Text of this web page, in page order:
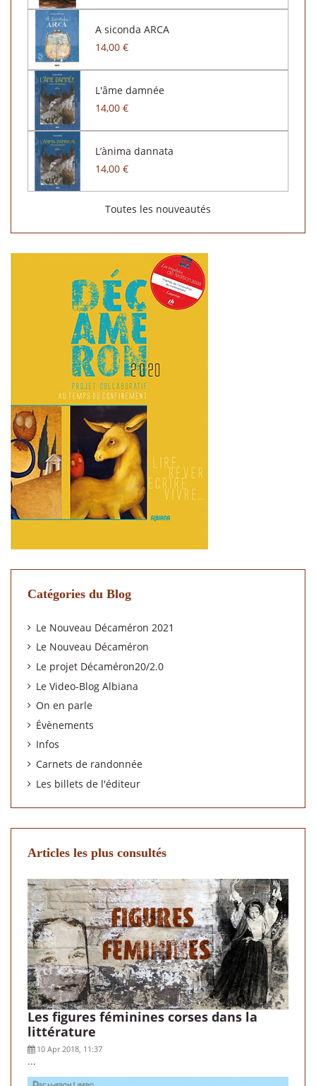
A siconda ARCA
14,00 €
L'âme damnée
14,00 €
L’ànima dannata
14,00 €
Toutes les nouveautés
Catégories du Blog
Le Nouveau Décaméron 2021
Le Nouveau Décaméron
Le projet Décaméron20/2.0
Le Video-Blog Albiana
On en parle
Évènements
Infos
Carnets de randonnée
Les billets de l'éditeur
Articles les plus consultés
Les figures féminines corses dans la
littérature
10 Apr 2018, 11:37
...